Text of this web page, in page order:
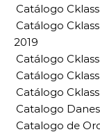
Catálogo
Catálogo
2019
Catálogo
Catálogo
Catálogo
Catalogo
Catalogo de